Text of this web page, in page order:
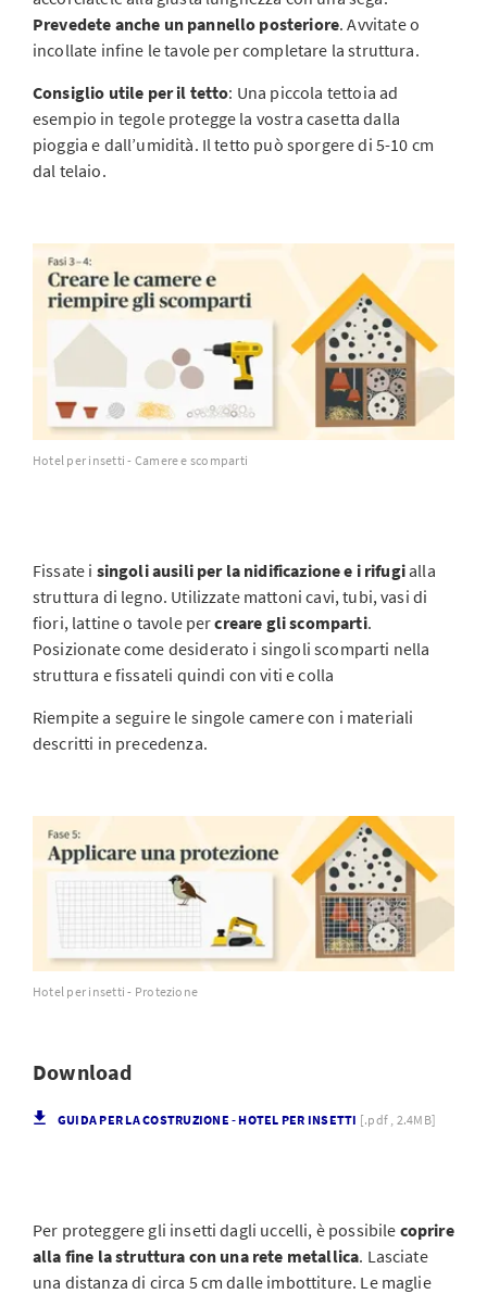
Prevedete anche un pannello posteriore. Avvitate o
incollate infine le tavole per completare la struttura.
Consiglio utile per il tetto: Una piccola tettoia ad
esempio in tegole protegge la vostra casetta dalla
pioggia e dall’umidità. Il tetto può sporgere di 5-10 cm
dal telaio.
Hotel per insetti - Camere e scomparti
Fissate i singoli ausili per la nidificazione e i rifugialla
struttura di legno. Utilizzate mattoni cavi, tubi, vasi di
fiori, lattine o tavole percreare gliscomparti.
Posizionate come desiderato i singoli scomparti nella
struttura e fissateli quindi con viti e colla
Riempite a seguire le singole camere con i materiali
descritti in precedenza.
Hotel per insetti - Protezione
Download
GUIDA PER LA COSTRUZIONE - HOTEL PER INSETTI [.pdf , 2.4MB]
Per proteggere gli insetti dagli uccelli, è possibile coprire
alla fine la struttura con una rete metallica. Lasciate
una distanza di circa 5 cm dalle imbottiture. Le maglie